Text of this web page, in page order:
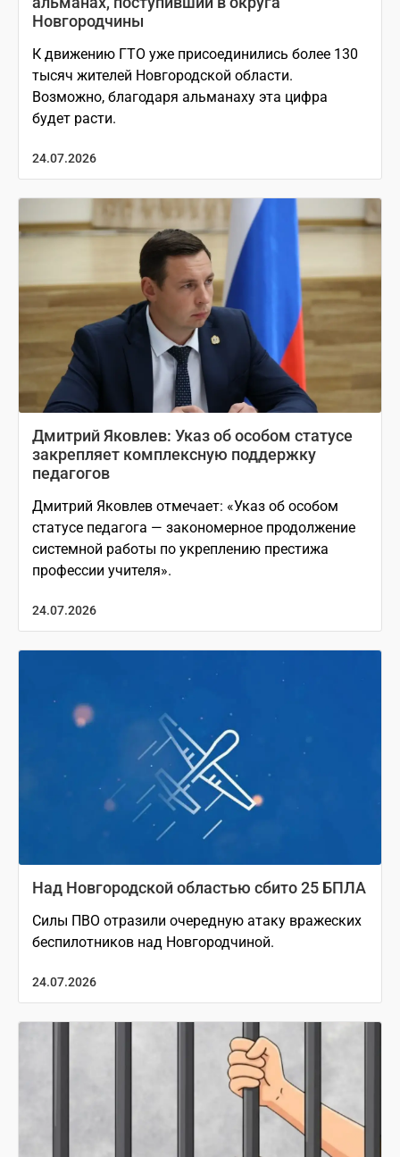
Новгородчины
К движению ГТО уже присоединились более 130
тысяч жителей Новгородской области.
Возможно, благодаря альманаху эта цифра
будет расти.
24.07.2026
Дмитрий Яковлев: Указ об особом статусе
закрепляет комплексную поддержку
педагогов
Дмитрий Яковлев отмечает: «Указ об особом
статусе педагога — закономерное продолжение
системной работы по укреплению престижа
профессии учителя».
24.07.2026
Над Новгородской областью сбито 25 БПЛА
Силы ПВО отразили очередную атаку вражеских
беспилотников над Новгородчиной.
24.07.2026